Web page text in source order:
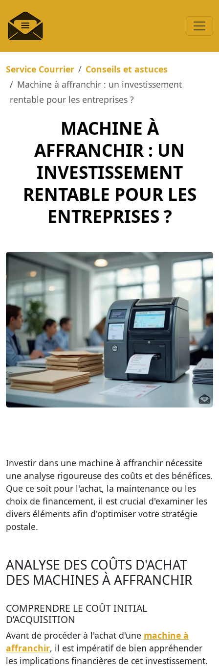
Service Courrier
Conseils et astuces
Machine à affranchir : un investissement
rentable pour les entreprises ?
MACHINE À
AFFRANCHIR : UN
INVESTISSEMENT
RENTABLE POUR LES
ENTREPRISES ?
Investir dans une machine à affranchir nécessite
une analyse rigoureuse des coûts et des bénéfices.
Que ce soit pour l'achat, la maintenance ou les
choix de financement, il est crucial d'examiner les
divers éléments afin d'optimiser votre stratégie
postale.
ANALYSE DES COÛTS D'ACHAT
DES MACHINES À AFFRANCHIR
COMPRENDRE LE COÛT INITIAL
D’ACQUISITION
Avant de procéder à l'achat d'une machine à
affranchir, il est impératif de bien appréhender
les implications financières de cet investissement.